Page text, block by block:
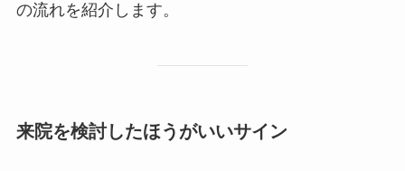
の流れを紹介します。
来院を検討したほうがいいサイン